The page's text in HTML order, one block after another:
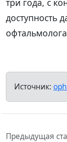
три года, с
доступность
Источник:
Предыдущая